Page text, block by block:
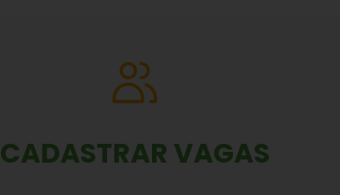
CADASTRAR VAGAS